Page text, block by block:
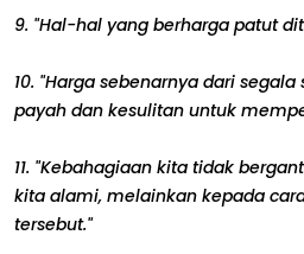
9. "Hal-hal yang berharga patut
10. "Harga sebenarnya dari
payah dan kesulitan untuk
11. "Kebahagiaan kita tidak
kita alami, melainkan kepada
tersebut."